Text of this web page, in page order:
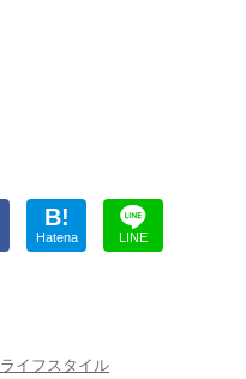
B!
Hatena LINE
ライフスタイル